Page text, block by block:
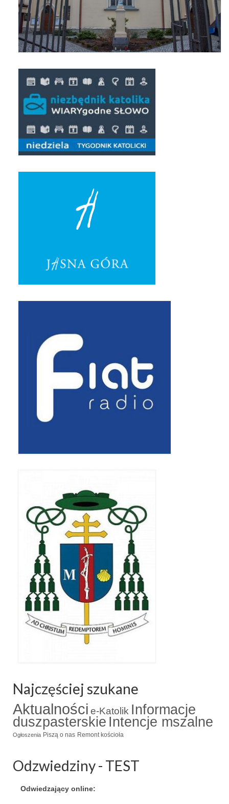
Stare fotografie
Galerie 2018
Pasterka 2018
Remont kościoła
Bal Wszystkich Świętych 2018
Triduum Św. St. Kostka 2018
Narodowy Dzień Pamięci “Żołnierzy
Remont plebanii 2017
Wprowadzenie nowego Proboszcza
Kancelaria
POMOC PSYCHOTERAPEUTY
Standardy ochrony małoletnich
Najczęściej szukane
Aktualności e-Katolik Informacje
duszpasterskie Intencje mszalne
Ogłoszenia Piszą o nas Remont kościoła
Odzwiedziny - TEST
Odwiedzający online: